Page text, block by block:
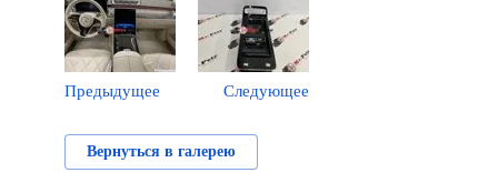
Предыдущее Следующее
Вернуться в галерею